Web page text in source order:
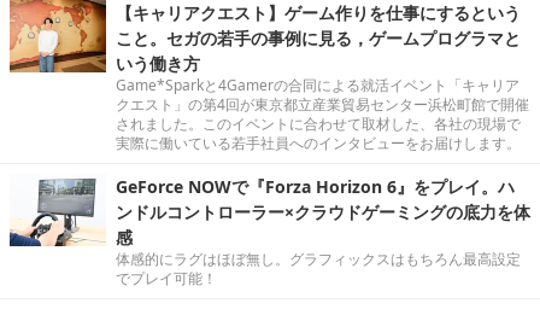
【キャリアクエスト】ゲーム作りを仕事にするという
こと。セガの若手の事例に見る，ゲームプログラマと
いう働き方
Game*Sparkと4Gamerの合同による就活イベント「キャリア
クエスト」の第4回が東京都立産業貿易センター浜松町館で開催
されました。このイベントに合わせて取材した、各社の現場で
実際に働いている若手社員へのインタビューをお届けします。
GeForce NOWで『Forza Horizon 6』をプレイ。ハ
ンドルコントローラー×クラウドゲーミングの底力を体
感
体感的にラグはほぼ無し。グラフィックスはもちろん最高設定
でプレイ可能！